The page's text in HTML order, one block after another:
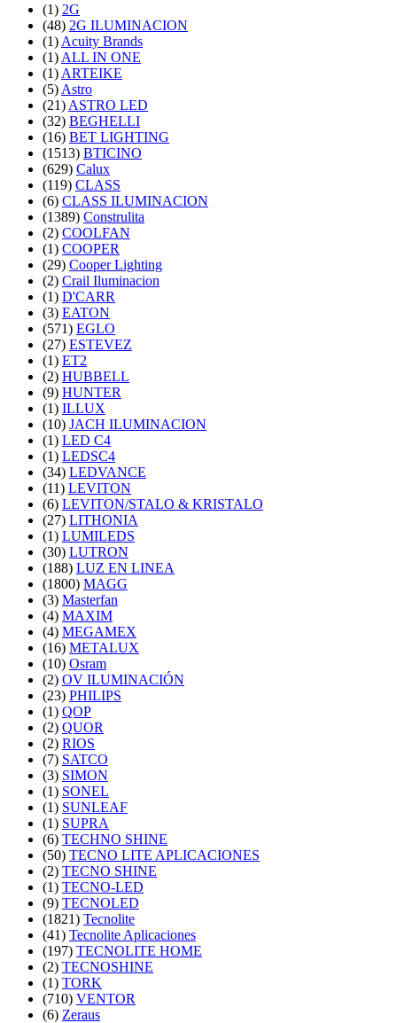
(1) 2G
(48) 2G ILUMINACION
(1) Acuity Brands
(1) ALL IN ONE
(1) ARTEIKE
(5) Astro
(21) ASTRO LED
(32) BEGHELLI
(16) BET LIGHTING
(1513) BTICINO
(629) Calux
(119) CLASS
(6) CLASS ILUMINACION
(1389) Construlita
(2) COOLFAN
(1) COOPER
(29) Cooper Lighting
(2) Crail Iluminacion
(1) D'CARR
(3) EATON
(571) EGLO
(27) ESTEVEZ
(1) ET2
(2) HUBBELL
(9) HUNTER
(1) ILLUX
(10) JACH ILUMINACION
(1) LED C4
(1) LEDSC4
(34) LEDVANCE
(11) LEVITON
(6) LEVITON/STALO & KRISTALO
(27) LITHONIA
(1) LUMILEDS
(30) LUTRON
(188) LUZ EN LINEA
(1800) MAGG
(3) Masterfan
(4) MAXIM
(4) MEGAMEX
(16) METALUX
(10) Osram
(2) OV ILUMINACIÓN
(23) PHILIPS
(1) QOP
(2) QUOR
(2) RIOS
(7) SATCO
(3) SIMON
(1) SONEL
(1) SUNLEAF
(1) SUPRA
(6) TECHNO SHINE
(50) TECNO LITE APLICACIONES
(2) TECNO SHINE
(1) TECNO-LED
(9) TECNOLED
(1821) Tecnolite
(41) Tecnolite Aplicaciones
(197) TECNOLITE HOME
(2) TECNOSHINE
(1) TORK
(710) VENTOR
(6) Zeraus